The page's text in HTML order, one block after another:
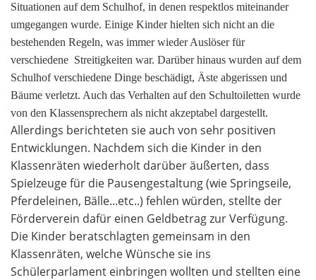
Situationen auf dem Schulhof, in denen respektlos miteinander
umgegangen wurde. Einige Kinder hielten sich nicht an die
bestehenden Regeln, was immer wieder Auslöser für
verschiedene Streitigkeiten war. Darüber hinaus wurden auf dem
Schulhof verschiedene Dinge beschädigt, Äste abgerissen und
Bäume verletzt. Auch das Verhalten auf den Schultoiletten wurde
von den Klassensprechern als nicht akzeptabel dargestellt.
Allerdings berichteten sie auch von sehr positiven
Entwicklungen. Nachdem sich die Kinder in den
Klassenräten wiederholt darüber äußerten, dass
Spielzeuge für die Pausengestaltung (wie Springseile,
Pferdeleinen, Bälle...etc..) fehlen würden, stellte der
Förderverein dafür einen Geldbetrag zur Verfügung.
Die Kinder beratschlagten gemeinsam in den
Klassenräten, welche Wünsche sie ins
Schülerparlament einbringen wollten und stellten eine